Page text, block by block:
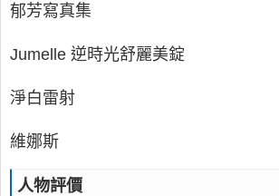
郁芳寫真集
Jumelle 逆時光舒麗美錠
淨白雷射
維娜斯
人物評價